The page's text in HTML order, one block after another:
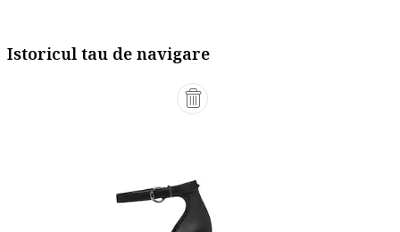
Istoricul tau de navigare